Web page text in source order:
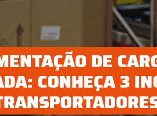
DE
CONHEÇA 3